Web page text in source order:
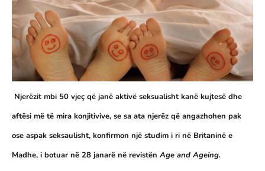
Njerëzit mbi 50 vjeç që janë aktivë seksualisht kanë kujtesë dhe
aftësi më të mira konjitivive, se sa ata njerëz që angazhohen pak
ose aspak seksaulisht, konfirmon një studim i ri në Britaninë e
Madhe, i botuar në 28 janarë në revistën Age and Ageing.